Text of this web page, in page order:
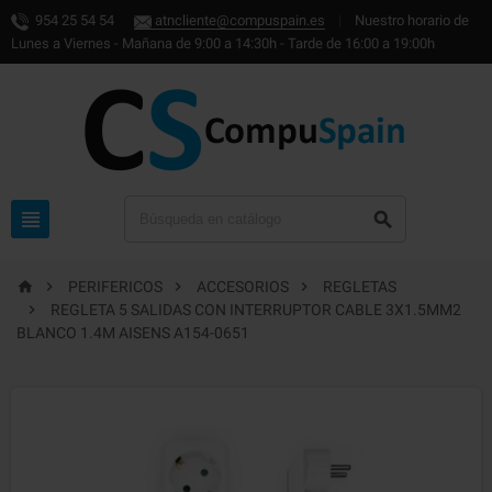
954 25 54 54 atncliente@compuspain.es
Nuestro horario de
Lunes a Viernes - Mañana de 9:00 a 14:30h - Tarde de 16:00 a 19:00h
 
  PERIFERICOS  ACCESORIOS 
REGLETAS

REGLETA 5 SALIDAS CON INTERRUPTOR CABLE 3X1.5MM2
BLANCO 1.4M AISENS A154-0651